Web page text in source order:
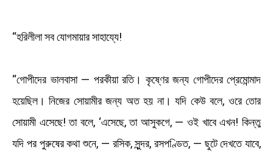
“হরিলীলা সব যোগমায়ার সাহায্যে!
“গোপীদের ভালবাসা — পরকীয়া রতি। কৃষ্ণের জন্য গোপীদের প্রেমোন্মাদ
হয়েছিল। নিজের সোয়ামীর জন্য অত হয় না। যদি কেউ বলে, ওরে তোর
সোয়ামী এসেছে! তা বলে, ‘এসেছে, তা আসুকগে, — ওই খাবে এখন! কিন্তু
যদি পর পুরুষের কথা শুনে, — রসিক, সুন্দর, রসপণ্ডিত, — ছুটে দেখতে যাবে,